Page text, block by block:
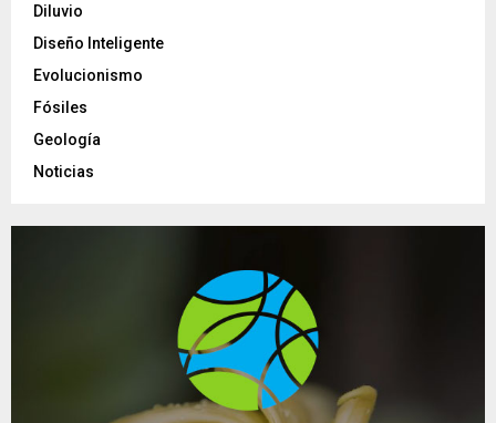
Diluvio
Diseño Inteligente
Evolucionismo
Fósiles
Geología
Noticias